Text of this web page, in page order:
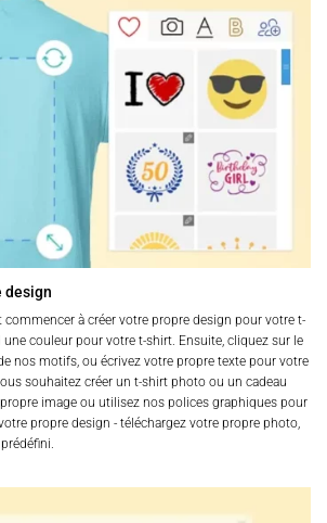
design
à créer votre propre design pour votre t-
couleur pour votre t-shirt. Ensuite, cliquez sur le
nos motifs, ou écrivez votre propre texte pour votre
souhaitez créer un t-shirt photo ou un cadeau
image ou utilisez nos polices graphiques pour
propre design - téléchargez votre propre photo,